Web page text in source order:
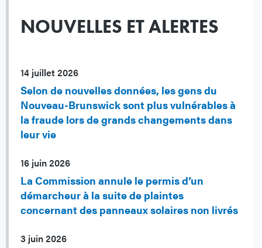
NOUVELLES ET ALERTES
14 juillet 2026
Selon de nouvelles données, les gens du
Nouveau-Brunswick sont plus vulnérables à
la fraude lors de grands changements dans
leur vie
16 juin 2026
La Commission annule le permis d’un
démarcheur à la suite de plaintes
concernant des panneaux solaires non livrés
3 juin 2026